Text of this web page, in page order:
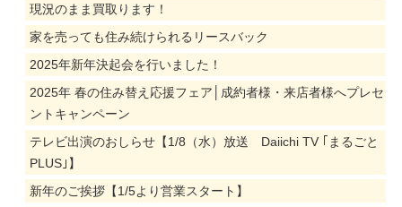
現況のまま買取ります！
家を売っても住み続けられるリースバック
2025年新年決起会を行いました！
2025年 春の住み替え応援フェア│成約者様・来店者様へプレセ
ントキャンペーン
テレビ出演のおしらせ【1/8（水）放送 Daiichi TV ｢まるごと
PLUS｣】
新年のご挨拶【1/5より営業スタート】